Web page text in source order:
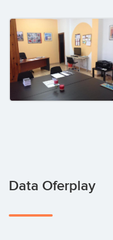
Data Oferplay